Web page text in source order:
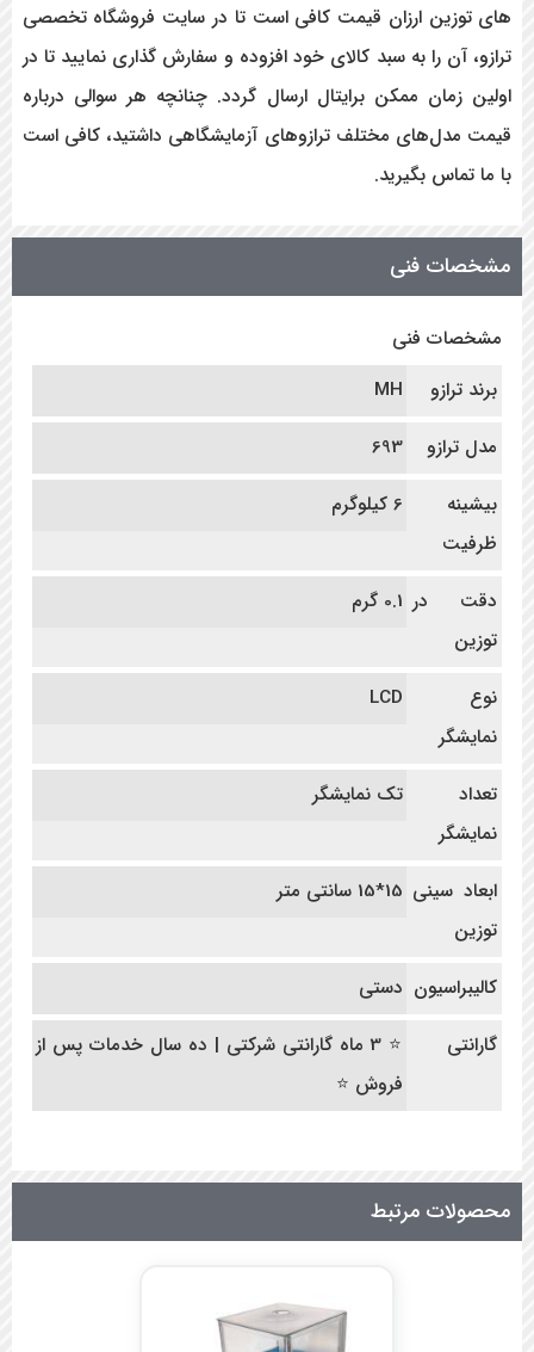
های توزین ارزان قیمت کافی است تا در سایت فروشگاه تخصصی
ترازو، آن را به سبد کالای خود افزوده و سفارش گذاری نمایید تا در
اولین زمان ممکن برایتال ارسال گردد. چنانچه هر سوالی درباره
قیمت مدل‌های مختلف ترازوهای آزمایشگاهی داشتید، کافی است
با ما تماس بگیرید.
مشخصات فنی
مشخصات فنی
برند ترازو
MH
مدل ترازو
693
بیشینه
ظرفیت
6 کیلوگرم
دقت در
توزین
0.1 گرم
نوع
نمایشگر
LCD
تعداد
نمایشگر
تک نمایشگر
ابعاد سینی
توزین
15*15 سانتی متر
کالیبراسیون دستی
گارانتی
⭐ 3 ماه گارانتی شرکتی | ده سال خدمات پس از
فروش ⭐
محصولات مرتبط